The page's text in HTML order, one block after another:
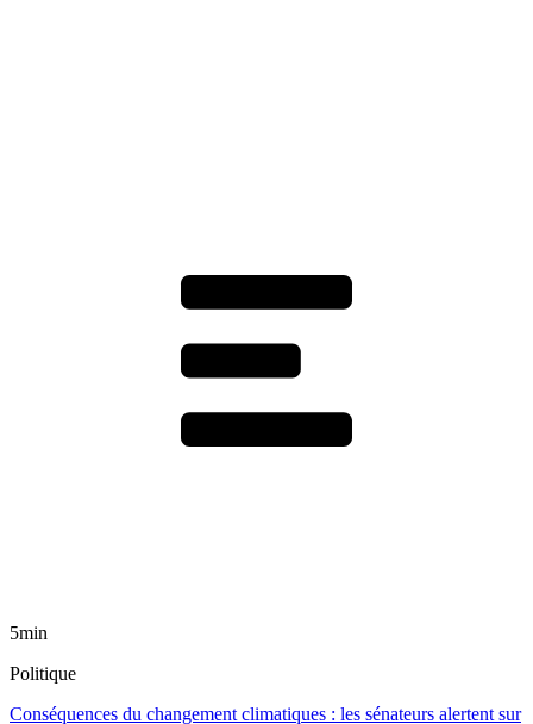
5min
Politique
Conséquences du changement climatiques : les sénateurs alertent sur